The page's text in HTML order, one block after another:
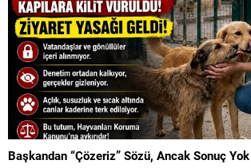
Başkandan “Çözeriz” Sözü, Ancak Sonuç Yok